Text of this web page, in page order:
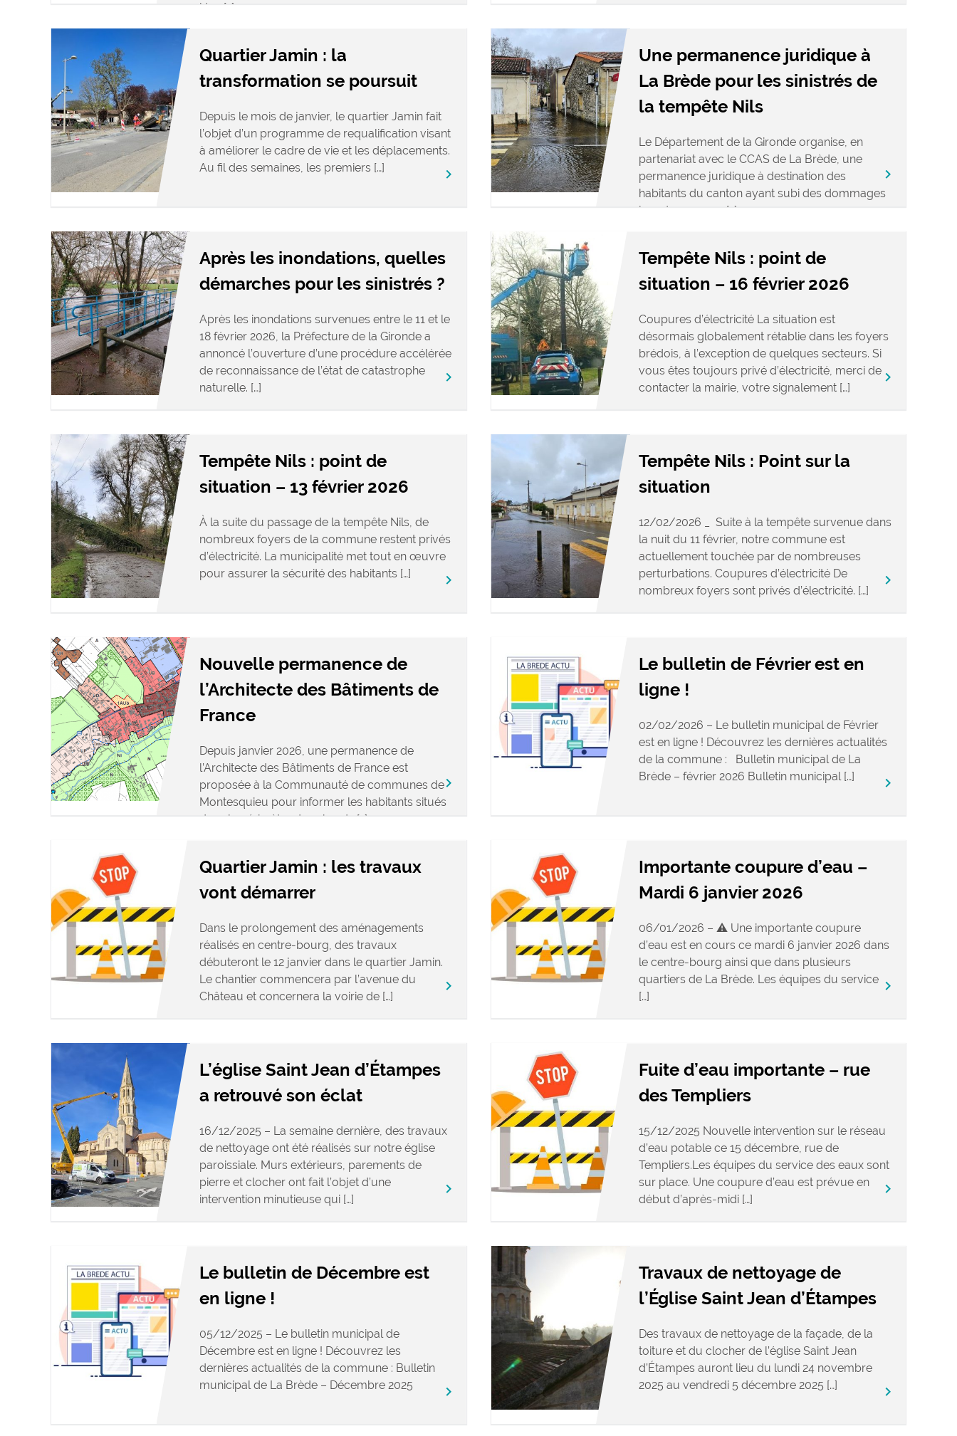
Une […]
Quartier Jamin : la
transformation se poursuit
Depuis le mois de janvier, le quartier Jamin fait
l’objet d’un programme de requalification visant
à améliorer le cadre de vie et les déplacements.
Au fil des semaines, les premiers […]
keyboard_arrow_right
Une permanence juridique à
La Brède pour les sinistrés de
la tempête Nils
Le Département de la Gironde organise, en
partenariat avec le CCAS de La Brède, une
permanence juridique à destination des
habitants du canton ayant subi des dommages
lors du passage […]
keyboard_arrow_right
Après les inondations, quelles
démarches pour les sinistrés ?
Après les inondations survenues entre le 11 et le
18 février 2026, la Préfecture de la Gironde a
annoncé l’ouverture d’une procédure accélérée
de reconnaissance de l’état de catastrophe
naturelle. […]
keyboard_arrow_right
Tempête Nils : point de
situation – 16 février 2026
Coupures d’électricité La situation est
désormais globalement rétablie dans les foyers
brédois, à l’exception de quelques secteurs. Si
vous êtes toujours privé d’électricité, merci de
contacter la mairie, votre signalement […]
keyboard_arrow_right
Tempête Nils : point de
situation – 13 février 2026
À la suite du passage de la tempête Nils, de
nombreux foyers de la commune restent privés
d’électricité. La municipalité met tout en œuvre
pour assurer la sécurité des habitants […]
keyboard_arrow_right
Tempête Nils : Point sur la
situation
12/02/2026 _ Suite à la tempête survenue dans
la nuit du 11 février, notre commune est
actuellement touchée par de nombreuses
perturbations. Coupures d’électricité De
nombreux foyers sont privés d’électricité. […]
keyboard_arrow_right
Nouvelle permanence de
l’Architecte des Bâtiments de
France
Depuis janvier 2026, une permanence de
l’Architecte des Bâtiments de France est
proposée à la Communauté de communes de
Montesquieu pour informer les habitants situés
dans le périmètre des abords […]
keyboard_arrow_right
Le bulletin de Février est en
ligne !
02/02/2026 – Le bulletin municipal de Février
est en ligne ! Découvrez les dernières actualités
de la commune : Bulletin municipal de La
Brède – février 2026 Bulletin municipal […]
keyboard_arrow_right
Quartier Jamin : les travaux
vont démarrer
Dans le prolongement des aménagements
réalisés en centre-bourg, des travaux
débuteront le 12 janvier dans le quartier Jamin.
Le chantier commencera par l’avenue du
Château et concernera la voirie de […]
keyboard_arrow_right
Importante coupure d’eau –
Mardi 6 janvier 2026
06/01/2026 – ⚠️ Une importante coupure
d’eau est en cours ce mardi 6 janvier 2026 dans
le centre-bourg ainsi que dans plusieurs
quartiers de La Brède. Les équipes du service
[…]
keyboard_arrow_right
L’église Saint Jean d’Étampes
a retrouvé son éclat
16/12/2025 – La semaine dernière, des travaux
de nettoyage ont été réalisés sur notre église
paroissiale. Murs extérieurs, parements de
pierre et clocher ont fait l’objet d’une
intervention minutieuse qui […]
keyboard_arrow_right
Fuite d’eau importante – rue
des Templiers
15/12/2025 Nouvelle intervention sur le réseau
d’eau potable ce 15 décembre, rue de
Templiers.Les équipes du service des eaux sont
sur place. Une coupure d’eau est prévue en
début d’après-midi […]
keyboard_arrow_right
Le bulletin de Décembre est
en ligne !
05/12/2025 – Le bulletin municipal de
Décembre est en ligne ! Découvrez les
dernières actualités de la commune : Bulletin
municipal de La Brède – Décembre 2025
keyboard_arrow_right
Travaux de nettoyage de
l’Église Saint Jean d’Étampes
Des travaux de nettoyage de la façade, de la
toiture et du clocher de l’église Saint Jean
d’Étampes auront lieu du lundi 24 novembre
2025 au vendredi 5 décembre 2025 […]
keyboard_arrow_right